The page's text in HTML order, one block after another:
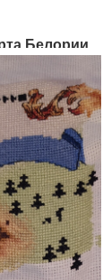
Белории